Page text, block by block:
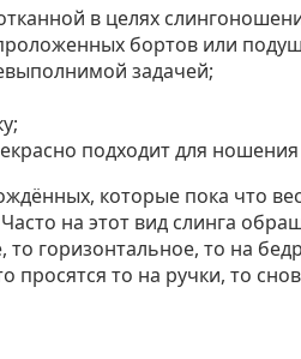
в целях
бортов или
задачей;
подходит для
которые пока что
на этот вид слинга
горизонтальное, то на
то на ручки, то